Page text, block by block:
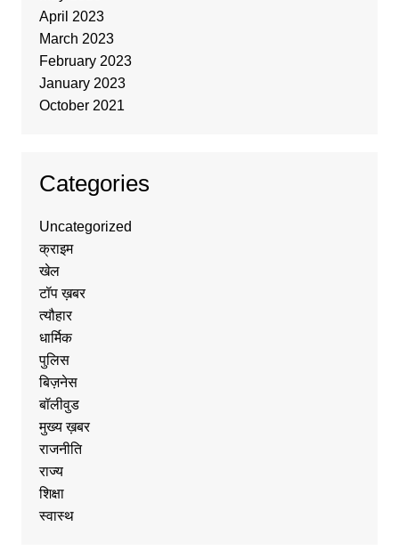
April 2023
March 2023
February 2023
January 2023
October 2021
Categories
Uncategorized
क्राइम
खेल
टॉप ख़बर
त्यौहार
धार्मिक
पुलिस
बिज़नेस
बॉलीवुड
मुख्य ख़बर
राजनीति
राज्य
शिक्षा
स्वास्थ